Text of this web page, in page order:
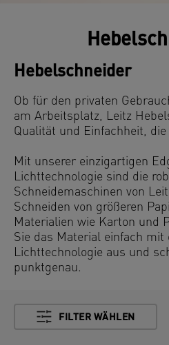
Hebelschneider
Ob für den privaten
am Arbeitsplatz, Leitz
Qualität und Einfachheit,
Mit unserer einzigartigen
Lichttechnologie sind die
Schneidemaschinen von
Schneiden von größeren
Materialien wie Karton und
Sie das Material einfach mit
Lichttechnologie aus und
punktgenau.
FILTER WÄHLEN